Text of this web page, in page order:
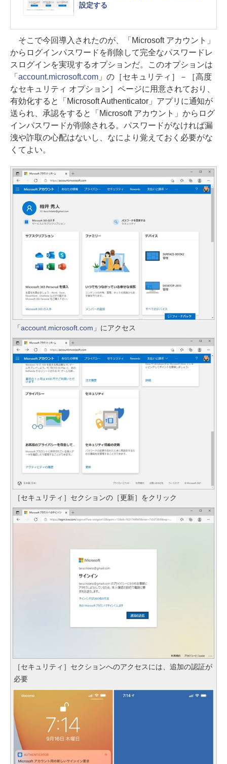
設定する
そこで今回導入されたのが、「Microsoft アカウント」
からログインパスワードを削除して完全なパスワードレ
スログインを実現するオプションだ。このオプションは
「 account.microsoft.com」の［セキュリティ］－［高度
なセキュリティ オプション］ページに用意されており、
有効化すると「Microsoft Authenticator」アプリに通知が
送られ、承認をすると「Microsoft アカウント」からログ
インパスワードが削除される。パスワードがなければ漏
洩や詐取の心配はないし、なにより覚えておく必要がな
くてよい。
「account.microsoft.com 」にアクセス
［セキュリティ］セクションの［更新］をクリック
［セキュリティ］セクションへのアクセスには、追加の認証が
必要